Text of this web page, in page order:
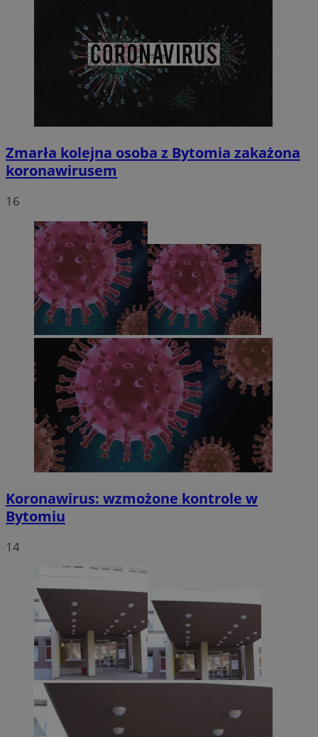
Zmarła kolejna osoba z Bytomia zakażona
koronawirusem
16
Koronawirus: wzmożone kontrole w
Bytomiu
14